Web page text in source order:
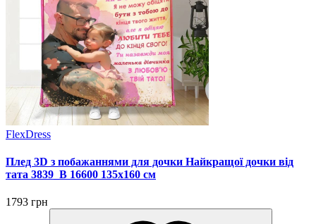
FlexDress
Плед 3D з побажаннями для дочки Найкращої дочки від
тата 3839_B 16600 135х160 см
1793 грн